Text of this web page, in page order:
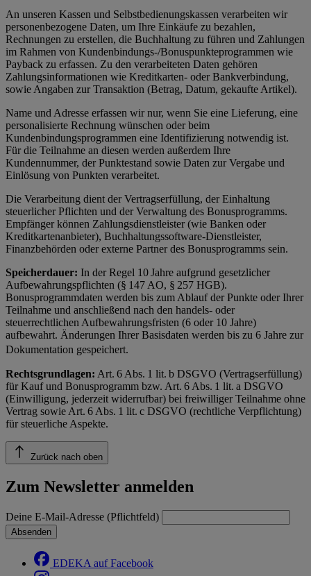
An unseren Kassen und Selbstbedienungskassen verarbeiten wir
personenbezogene Daten, um Ihre Einkäufe zu bezahlen,
Rechnungen zu erstellen, die Buchhaltung zu führen und Zahlungen
im Rahmen von Kundenbindungs-/Bonuspunkteprogrammen wie
Payback zu erfassen. Zu den verarbeiteten Daten gehören
Zahlungsinformationen wie Kreditkarten- oder Bankverbindung,
sowie Angaben zur Transaktion (Betrag, Datum, gekaufte Artikel).
Name und Adresse erfassen wir nur, wenn Sie eine Lieferung, eine
personalisierte Rechnung wünschen oder beim
Kundenbindungsprogrammen eine Identifizierung notwendig ist.
Für die Teilnahme an diesen werden außerdem Ihre
Kundennummer, der Punktestand sowie Daten zur Vergabe und
Einlösung von Punkten verarbeitet.
Die Verarbeitung dient der Vertragserfüllung, der Einhaltung
steuerlicher Pflichten und der Verwaltung des Bonusprogramms.
Empfänger können Zahlungsdienstleister (wie Banken oder
Kreditkartenanbieter), Buchhaltungssoftware-Dienstleister,
Finanzbehörden oder externe Partner des Bonusprogramms sein.
Speicherdauer: In der Regel 10 Jahre aufgrund gesetzlicher
Aufbewahrungspflichten (§ 147 AO, § 257 HGB).
Bonusprogrammdaten werden bis zum Ablauf der Punkte oder Ihrer
Teilnahme und anschließend nach den handels- oder
steuerrechtlichen Aufbewahrungsfristen (6 oder 10 Jahre)
aufbewahrt. Änderungen Ihrer Basisdaten werden bis zu 6 Jahre zur
Dokumentation gespeichert.
Rechtsgrundlagen: Art. 6 Abs. 1 lit. b DSGVO (Vertragserfüllung)
für Kauf und Bonusprogramm bzw. Art. 6 Abs. 1 lit. a DSGVO
(Einwilligung, jederzeit widerrufbar) bei freiwilliger Teilnahme ohne
Vertrag sowie Art. 6 Abs. 1 lit. c DSGVO (rechtliche Verpflichtung)
für steuerliche Aspekte.
Zurück nach oben
Zum Newsletter anmelden
Deine E-Mail-Adresse (Pflichtfeld)
Absenden
EDEKA auf Facebook